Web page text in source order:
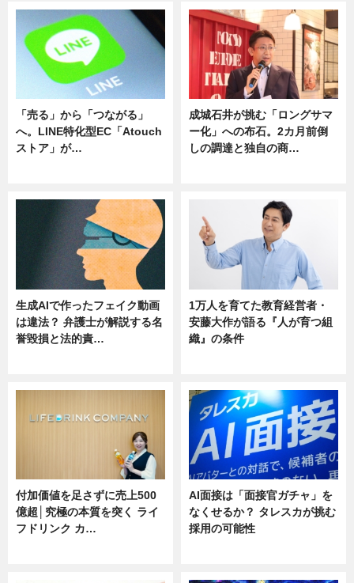
「売る」から「つながる」
へ。LINE特化型EC「Atouch
ストア」が…
成城石井が挑む「ロングサマ
ー化」への布石。2カ月前倒
しの調達と独自の商…
生成AIで作ったフェイク動画
は違法？ 弁護士が解説する名
誉毀損と法的責…
1万人を育てた教育経営者・
安藤大作が語る『人が育つ組
織』の条件
付加価値を足さずに売上500
億超│究極の本質を突く ライ
フドリンク カ…
AI面接は「面接官ガチャ」を
なくせるか？ タレスカが挑む
採用の可能性